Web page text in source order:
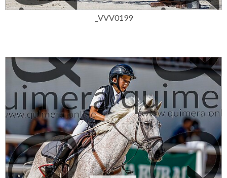
_VVV0199